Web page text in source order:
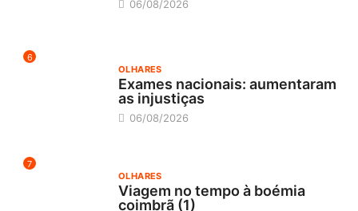
06/08/2026
6
OLHARES
Exames nacionais: aumentaram
as injustiças
06/08/2026
7
OLHARES
Viagem no tempo à boémia
coimbrã (1)